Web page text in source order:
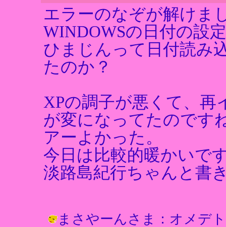
エラーのなぞが解けま
WINDOWSの日付の設
ひまじんって日付読み
たのか？
XPの調子が悪くて、再
が変になってたのです
アーよかった。
今日は比較的暖かいで
淡路島紀行ちゃんと書
まさやーんさま：オメデ